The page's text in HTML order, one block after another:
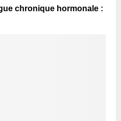
chronique hormonale :